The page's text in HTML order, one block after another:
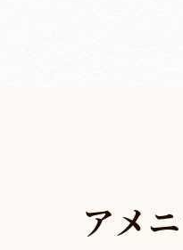
アメニ